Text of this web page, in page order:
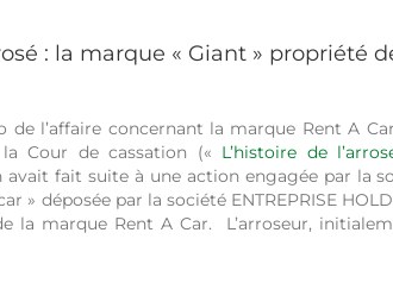
: la marque « Giant » propriété
l’affaire concernant la marque Rent A
Cour de cassation (« L’histoire de
avait fait suite à une action engagée par la
» déposée par la société ENTREPRISE
la marque Rent A Car. L’arroseur,